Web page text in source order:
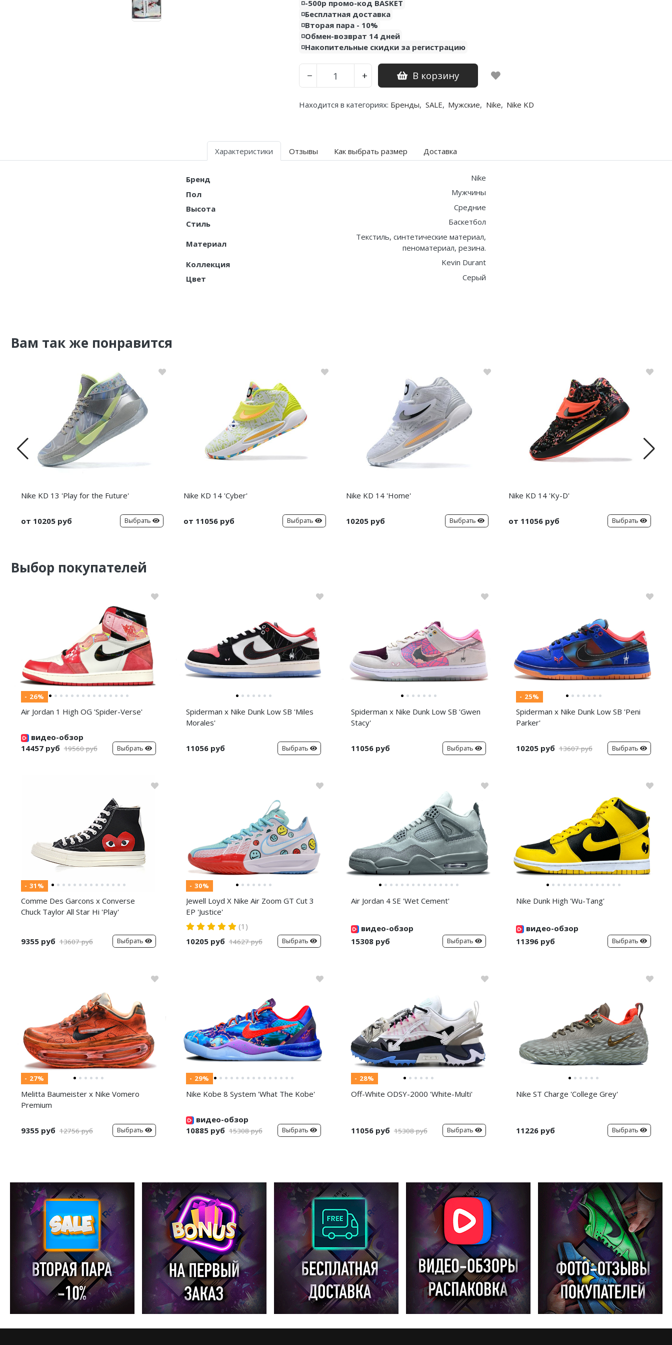
◽️-500р промо-код BASKET
◽️Бесплатная доставка
◽️Вторая пара - 10%
◽️Обмен-возврат 14 дней
◽️Накопительные скидки за регистрацию
− + В корзину
Находится в категориях: Бренды, SALE, Мужские, Nike, Nike KD
Характеристики Отзывы Как выбрать размер Доставка
Бренд
Nike
Пол
Мужчины
Высота
Средние
Стиль
Баскетбол
Материал
Текстиль, синтетические материал,
пеноматериал, резина.
Коллекция
Kevin Durant
Цвет
Серый
Вам так же понравится
Nike KD 13 'Play for the Future'
от 10205 руб Выбрать
Nike KD 14 'Cyber'
от 11056 руб Выбрать
Nike KD 14 'Home'
10205 руб Выбрать
Nike KD 14 'Ky-D'
от 11056 руб Выбрать
Выбор покупателей
- 26%
Air Jordan 1 High OG 'Spider-Verse'
видео-обзор
14457 руб 19560 руб Выбрать
Spiderman x Nike Dunk Low SB 'Miles
Morales'
11056 руб Выбрать
Spiderman x Nike Dunk Low SB 'Gwen
Stacy'
11056 руб Выбрать
- 25%
Spiderman x Nike Dunk Low SB 'Peni
Parker'
10205 руб 13607 руб Выбрать
- 31%
Comme Des Garcons x Converse
Chuck Taylor All Star Hi 'Play'
9355 руб 13607 руб Выбрать
- 30%
Jewell Loyd X Nike Air Zoom GT Cut 3
EP 'Justice'
(1)
10205 руб 14627 руб Выбрать
Air Jordan 4 SE 'Wet Cement'
видео-обзор
15308 руб
Выбрать
Nike Dunk High 'Wu-Tang'
видео-обзор
11396 руб
Выбрать
- 27%
Melitta Baumeister x Nike Vomero
Premium
9355 руб 12756 руб Выбрать
- 29%
Nike Kobe 8 System 'What The Kobe'
видео-обзор
10885 руб 15308 руб Выбрать
- 28%
Off-White ODSY-2000 'White-Multi'
11056 руб 15308 руб Выбрать
Nike ST Charge 'College Grey'
11226 руб Выбрать
Air Jordan 14